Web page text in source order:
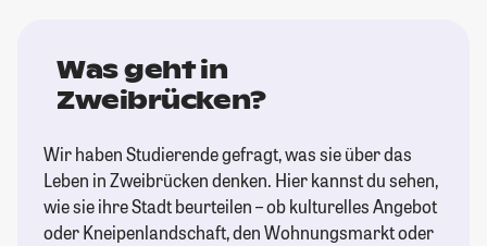
Was geht in
Zweibrücken?
Wir haben Studierende gefragt, was sie über das
Leben in Zweibrücken denken. Hier kannst du sehen,
wie sie ihre Stadt beurteilen – ob kulturelles Angebot
oder Kneipenlandschaft, den Wohnungsmarkt oder